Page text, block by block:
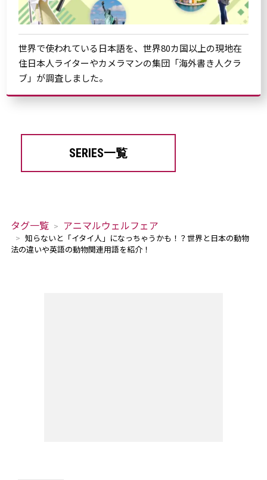
世界で使われている日本語を、世界80カ国以上の現地在
住日本人ライターやカメラマンの集団「海外書き人クラ
ブ」が調査しました。
SERIES一覧
タグ一覧 アニマルウェルフェア
知らないと「イタイ人」になっちゃうかも！？世界と日本の動物
法の違いや英語の動物関連用語を紹介！